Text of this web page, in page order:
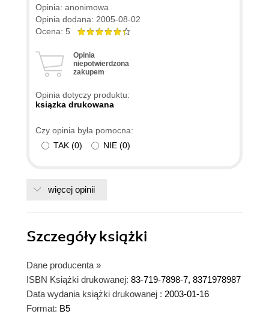
Opinia: anonimowa
Opinia dodana: 2005-08-02
Ocena: 5
Opinia
niepotwierdzona
zakupem
Opinia dotyczy produktu:
ksiązka drukowana
Czy opinia była pomocna:
TAK (0) NIE (0)
więcej opinii
Szczegółyksiążki
Dane producenta »
ISBN Książki drukowanej: 83-719-7898-7, 8371978987
Data wydania książki drukowanej : 2003-01-16
Format: B5